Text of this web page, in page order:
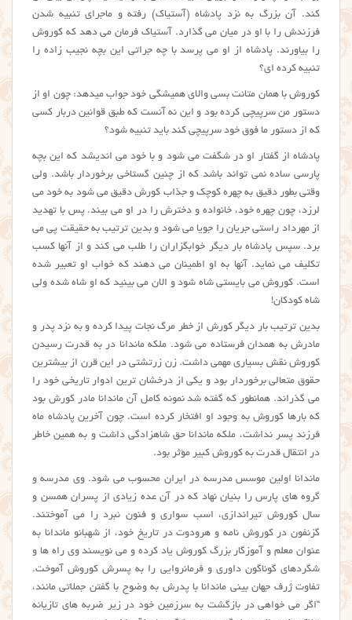
کند. آن بزرگ به نزد پادشاه (آستیاک) رفته و ماجرای تنبیه شدن
فرزندش را با او در میان می گذارد. آستیاک فرمان می دهد که کوروش
را بیاورند. پادشاه از او می پرسد با چه جراتی این بچه نجیب زاده را
تنبیه کرده ای؟
کوروش با همان متانت بسی والای همیشگی خود جواب میدهد: چون او از
دستور من سرپیچی کرده بود و این نه آنست که طبق قوانین دربار کسی
که از دستور ما فوق خود سرپیچی کند باید تنبیه شود؟
پادشاه از گفتار او در شگفت می شود و با خود می اندیشد که این بچه
پارسی ساده نمی تواند باشد که از چنین گستاخی برخوردار باشد. ولی
وقتی بطور دقیق به چهره کوچک و جذاب کورش دقیق می شود به خود می
لرزد، چون چهره خود، خانواده و دخترش را در او می بیند. پس با تهدید
از مهرداد راستی جریان را جویا می شود و بدین ترتیب به حقیقت پی می
برد. سپس پادشاه بار دیگر خوابگزاران را طلب می کند و از آنها کسب
تکلیف می نماید. آنها به او اطمینان می دهند که خواب او تعبیر شده
است. کوروش می بایستی شاه شود و الان می بینید که او شاه شده ولی
شاه کودکان!
بدین ترتیب بار دیگر کورش از خطر مرگ نجات پیدا کرده و به نزد پدر و
مادرش به همدان فرستاده می شود. ملکه ماندانا در به قدرت رسیدن
کوروش نقش بسیاری مهمی داشت. زن زرتشتی در این قرن از بیشترین
حقوق متعالی برخوردار بود و یکی از درخشان ترین ادوار تاریخی خود را
می گذراند. همانطور که گفته شد نمونه کامل آن ماندانا مادر کورش بود
که بارها کوروش به وجود او افتخار کرده است. چون آخرین پادشاه ماه
فرزند پسر نداشت، ملکه ماندانا حق شاهزادگی داشت و به همین خاطر
در انتقال قدرت به کوروش کبیر مؤثر بود.
ماندانا اولین موسس مدرسه در ایران محسوب می شود. وی مدرسه و
گروه های پارس را بنیان نهاد که در آن عده زیادی از پسران همسن و
سال کوروش تیراندازی، اسب سواری و فنون نبرد را می آموختند.
گزنفون در کوروش نامه و هرودوت در تاریخ خود، از شهبانو ماندانا به
عنوان معلم و آموزگار بزرگ کوروش یاد کرده و می نویسند وی راه ها و
شگردهای گوناگون داوری و فرمانروایی را به پسرش کوروش آموخت.
تفاوت ژرف جهان بینی ماندانا با پدرش به وضوح با گفتن جملاتی مانند،
“اگر می خواهی در بازگشت به سرزمین خود در زیر ضربه های تازیانه